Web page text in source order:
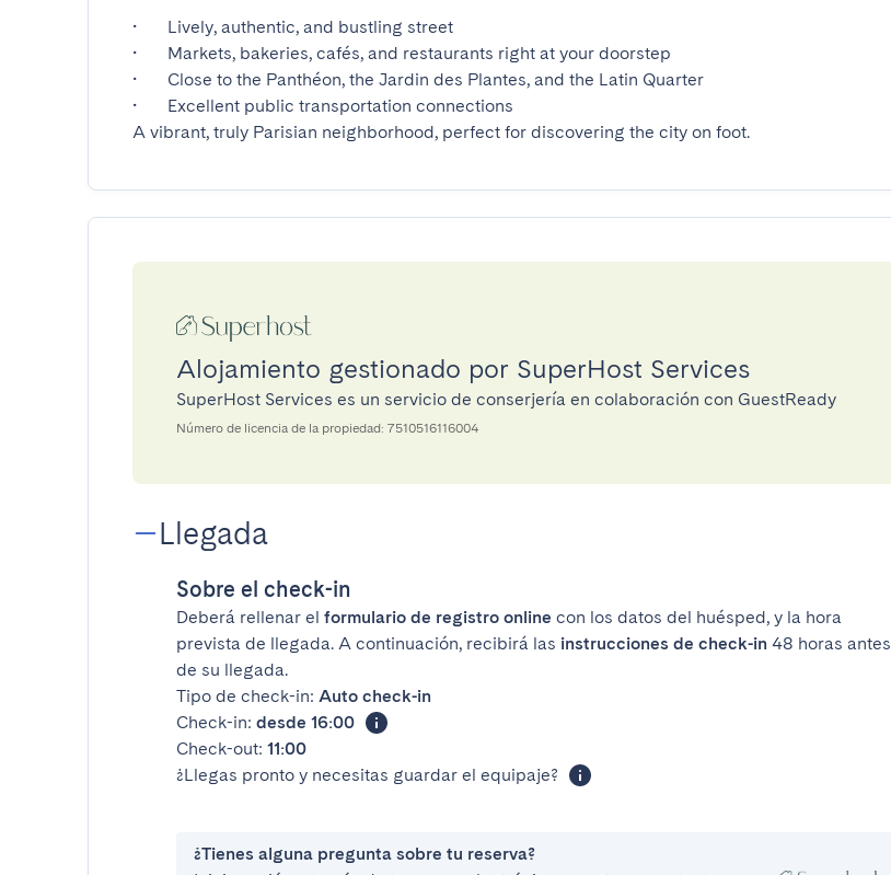
•	Lively, authentic, and bustling street
•	Markets, bakeries, cafés, and restaurants right at your doorstep
•	Close to the Panthéon, the Jardin des Plantes, and the Latin Quarter
•	Excellent public transportation connections
A vibrant, truly Parisian neighborhood, perfect for discovering the city on foot.
Alojamiento gestionado por SuperHost Services
SuperHost Services es un servicio de conserjería en colaboración con GuestReady
Número de licencia de la propiedad: 7510516116004
Llegada
Sobre el check-in
Deberá rellenar el formulario de registro online con los datos del huésped, y la hora
prevista de llegada. A continuación, recibirá las instrucciones de check-in 48 horas antes
de su llegada.
Tipo de check-in: Auto check-in
Check-in: desde 16:00
Check-out: 11:00
¿Llegas pronto y necesitas guardar el equipaje?
¿Tienes alguna pregunta sobre tu reserva?